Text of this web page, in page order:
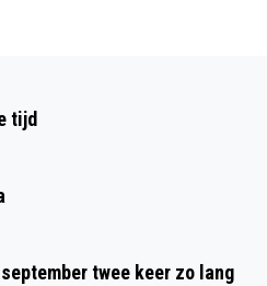
PLUSSERS VERDWIJNT
tijd
twee keer zo lang